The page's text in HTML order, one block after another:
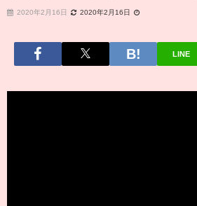
2020年2月16日 2020年2月16日
LINE